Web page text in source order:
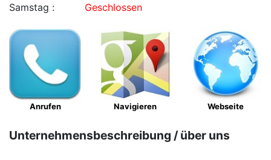
Samstag :
Geschlossen
Anrufen Navigieren Webseite
Unternehmensbeschreibung / über uns